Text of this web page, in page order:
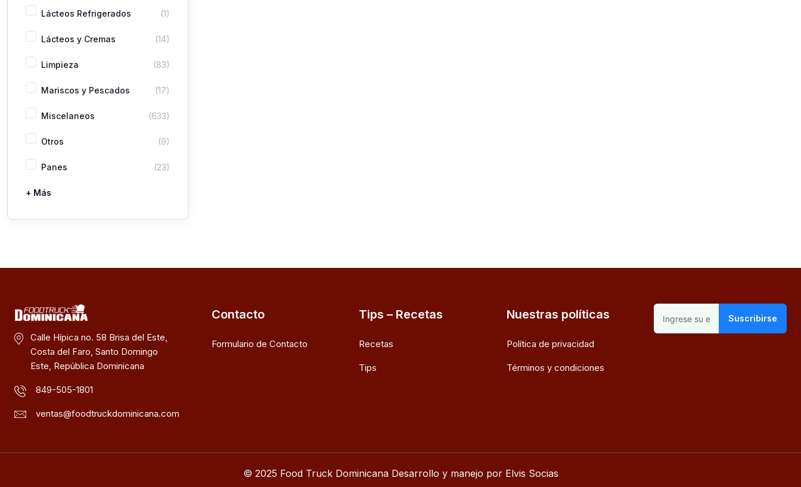
Lácteos Refrigerados (1)
Lácteos y Cremas (14)
Limpieza (83)
Mariscos y Pescados (17)
Miscelaneos (633)
Otros (9)
Panes (23)
Pastas
Picaderas
Sazones y Salsas
Vegetales
+ Más
Calle Hípica no. 58 Brisa del Este,
Costa del Faro, Santo Domingo
Este, República Dominicana
849-505-1801
ventas@foodtruckdominicana.com
Contacto
Formulario de Contacto
Tips – Recetas
Recetas
Tips
Nuestras políticas
Política de privacidad
Términos y condiciones
Suscribirse
© 2025 Food Truck Dominicana Desarrollo y manejo por Elvis Socias